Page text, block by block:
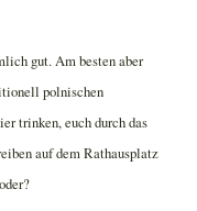
gut. Am besten aber
polnischen
trinken, euch durch das
auf dem Rathausplatz